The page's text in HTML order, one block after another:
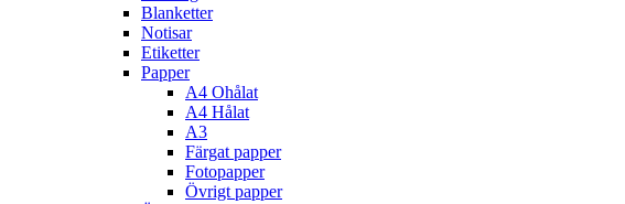
Blanketter
Notisar
Etiketter
Papper
A4 Ohålat
A4 Hålat
A3
Färgat papper
Fotopapper
Övrigt papper